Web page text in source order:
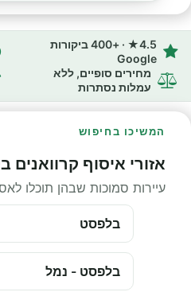
4.5★ · +400 ביקורות
Google
מחירים סופיים, ללא
עמלות נסתרות
המשיכו בחיפוש
אזורי איסוף
עיירות סמוכות שבהן תוכלו
בלפסט
בלפסט - נמל